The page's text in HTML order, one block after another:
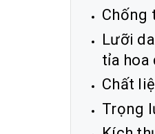
Chống
Lưỡi
tỉa hoa
Chất
Trọng